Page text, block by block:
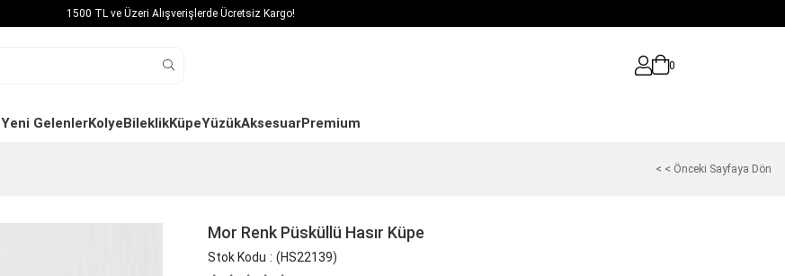
1500 TL ve Üzeri Alışverişlerde Ücretsiz Kargo!
0
Yeni GelenlerKolyeBileklikKüpeYüzükAksesuarPremium
< < Önceki Sayfaya Dön
Mor Renk Püsküllü Hasır Küpe
Stok Kodu (HS22139)